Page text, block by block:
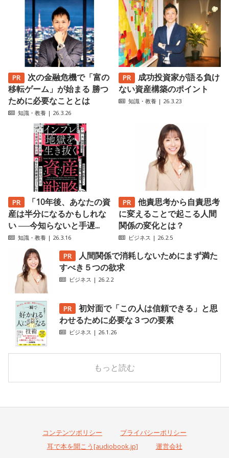
次の金融危機で「富の
移転ゲーム」が始まる 勝つ
ために必要なこととは
知識・教養 | 26.3.26
成功投資家が語る負け
ない資産構築のポイント
知識・教養 | 26.3.23
「10年後、あなたの資
産は半分になるかもしれな
い ──今知らないと手遅...
知識・教養 | 26.3.16
他責思考から自責思考
に変えることで起こる人間
関係の変化とは？
ビジネス | 26.2.5
人間関係で消耗しないためにまず満た
すべき５つの欲求
ビジネス | 26.2.2
初対面で「この人は信頼できる」と思
わせるために必要な３つの要素
ビジネス | 26.1.26
もっと読む
コンテンツポリシー
プライバシーポリシー
耳で本を聞こう[audiobook.jp]
運営会社